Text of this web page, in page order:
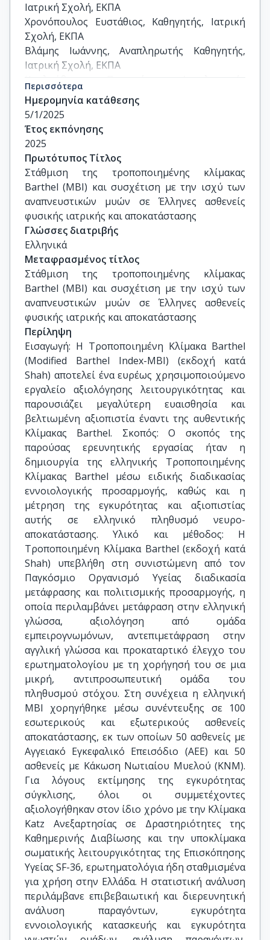
Ιατρική Σχολή, ΕΚΠΑ
Χρονόπουλος Ευστάθιος, Καθηγητής, Ιατρική
Σχολή, ΕΚΠΑ
Βλάμης Ιωάννης, Αναπληρωτής Καθηγητής,
Ιατρική Σχολή, ΕΚΠΑ
Κουλούβαρης Παναγιώτης, Αναπληρωτής
Καθηγητής, Ιατρική Σχολή, ΕΚΠΑ
Ευαγγελόπουλος Δημήτριος-Στέργιος,
Επίκουρος Καθηγητής, Ιατρική Σχολή, ΕΚΠΑ
Βασιλειάδης Ηλίας, Επίκουρος Καθηγητής,
Ιατρική Σχολή, ΕΚΠΑ
Περισσότερα
Ημερομηνία κατάθεσης
5/1/2025
Έτος εκπόνησης
2025
Πρωτότυπος Τίτλος
Στάθμιση της τροποποιημένης κλίμακας
Barthel (MBI) και συσχέτιση με την ισχύ των
αναπνευστικών μυών σε Έλληνες ασθενείς
φυσικής ιατρικής και αποκατάστασης
Γλώσσες διατριβής
Ελληνικά
Μεταφρασμένος τίτλος
Στάθμιση της τροποποιημένης κλίμακας
Barthel (MBI) και συσχέτιση με την ισχύ των
αναπνευστικών μυών σε Έλληνες ασθενείς
φυσικής ιατρικής και αποκατάστασης
Περίληψη
Εισαγωγή: Η Τροποποιημένη Κλίμακα Barthel
(Modified Barthel Index-MBI) (εκδοχή κατά
Shah) αποτελεί ένα ευρέως χρησιμοποιούμενο
εργαλείο αξιολόγησης λειτουργικότητας και
παρουσιάζει μεγαλύτερη ευαισθησία και
βελτιωμένη αξιοπιστία έναντι της αυθεντικής
Κλίμακας Barthel. Σκοπός: Ο σκοπός της
παρούσας ερευνητικής εργασίας ήταν η
δημιουργία της ελληνικής Τροποποιημένης
Κλίμακας Barthel μέσω ειδικής διαδικασίας
εννοιολογικής προσαρμογής, καθώς και η
μέτρηση της εγκυρότητας και αξιοπιστίας
αυτής σε ελληνικό πληθυσμό νευρο-
αποκατάστασης. Υλικό και μέθοδος: Η
Τροποποιημένη Κλίμακα Barthel (εκδοχή κατά
Shah) υπεβλήθη στη συνιστώμενη από τον
Παγκόσμιο Οργανισμό Υγείας διαδικασία
μετάφρασης και πολιτισμικής προσαρμογής, η
οποία περιλαμβάνει μετάφραση στην ελληνική
γλώσσα, αξιολόγηση από ομάδα
εμπειρογνωμόνων, αντεπιμετάφραση στην
αγγλική γλώσσα και προκαταρτικό έλεγχο του
ερωτηματολογίου με τη χορήγησή του σε μια
μικρή, αντιπροσωπευτική ομάδα του
πληθυσμού στόχου. Στη συνέχεια η ελληνική
MBI χορηγήθηκε μέσω συνέντευξης σε 100
εσωτερικούς και εξωτερικούς ασθενείς
αποκατάστασης, εκ των οποίων 50 ασθενείς με
Αγγειακό Εγκεφαλικό Επεισόδιο (ΑΕΕ) και 50
ασθενείς με Κάκωση Νωτιαίου Μυελού (ΚΝΜ).
Για λόγους εκτίμησης της εγκυρότητας
σύγκλισης, όλοι οι συμμετέχοντες
αξιολογήθηκαν στον ίδιο χρόνο με την Κλίμακα
Katz Ανεξαρτησίας σε Δραστηριότητες της
Καθημερινής Διαβίωσης και την υποκλίμακα
σωματικής λειτουργικότητας της Επισκόπησης
Υγείας SF-36, ερωτηματολόγια ήδη σταθμισμένα
για χρήση στην Ελλάδα. Η στατιστική ανάλυση
περιλάμβανε επιβεβαιωτική και διερευνητική
ανάλυση παραγόντων, εγκυρότητα
εννοιολογικής κατασκευής και εγκυρότητα